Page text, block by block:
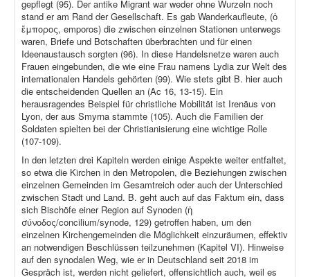
gepflegt (95). Der antike Migrant war weder ohne Wurzeln noch
stand er am Rand der Gesellschaft. Es gab Wanderkaufleute, (ὁ
ἔμπορος, emporos) die zwischen einzelnen Stationen unterwegs
waren, Briefe und Botschaften überbrachten und für einen
Ideenaustausch sorgten (96). In diese Handelsnetze waren auch
Frauen eingebunden, die wie eine Frau namens Lydia zur Welt des
internationalen Handels gehörten (99). Wie stets gibt B. hier auch
die entscheidenden Quellen an (Ac 16, 13-15). Ein
herausragendes Beispiel für christliche Mobilität ist Irenäus von
Lyon, der aus Smyrna stammte (105). Auch die Familien der
Soldaten spielten bei der Christianisierung eine wichtige Rolle
(107-109).
In den letzten drei Kapiteln werden einige Aspekte weiter entfaltet,
so etwa die Kirchen in den Metropolen, die Beziehungen zwischen
einzelnen Gemeinden im Gesamtreich oder auch der Unterschied
zwischen Stadt und Land. B. geht auch auf das Faktum ein, dass
sich Bischöfe einer Region auf Synoden (ἡ
σύνοδος/concilium/synode, 129) getroffen haben, um den
einzelnen Kirchengemeinden die Möglichkeit einzuräumen, effektiv
an notwendigen Beschlüssen teilzunehmen (Kapitel VI). Hinweise
auf den synodalen Weg, wie er in Deutschland seit 2018 im
Gespräch ist, werden nicht geliefert, offensichtlich auch, weil es